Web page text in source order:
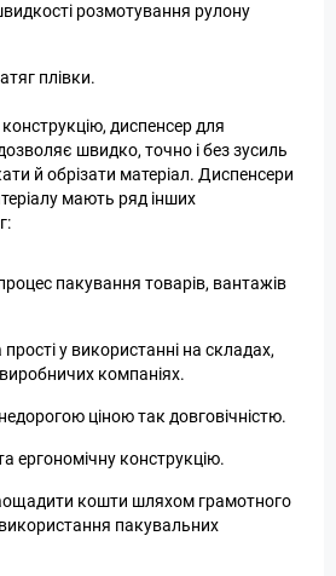
розмотування рулону
плівки.
диспенсер для
швидко, точно і без зусиль
й обрізати матеріал. Диспенсери
мають ряд інших
пакування товарів, вантажів
прості у використанні на складах,
компаніях.
ціною так довговічністю.
ергономічну конструкцію.
кошти шляхом грамотного
пакувальних